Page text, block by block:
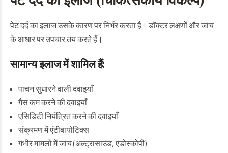
पेट दर्द का इलाज उसके कारण पर निर्भर करता है। डॉक्टर लक्षणों और जांच
के आधार पर उपचार तय करते हैं।
सामान्य इलाज में शामिल हैं:
पाचन सुधारने वाली दवाइयाँ
गैस कम करने की दवाइयाँ
एसिडिटी नियंत्रित करने की दवाइयाँ
संक्रमण में एंटीबायोटिक्स
गंभीर मामलों में जांच (अल्ट्रासाउंड, एंडोस्कोपी)